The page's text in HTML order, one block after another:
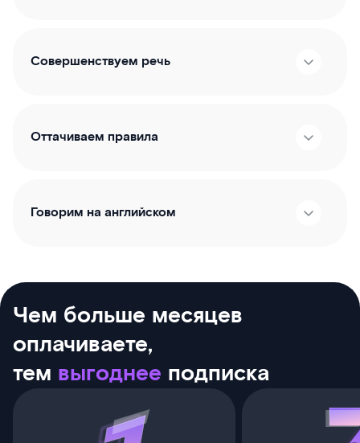
Совершенствуем речь
Оттачиваем правила
Говорим на английском
Чем больше месяцев
оплачиваете,
тем выгоднее подписка